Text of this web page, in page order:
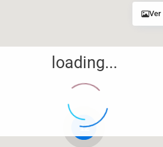
12
loading...
Ver